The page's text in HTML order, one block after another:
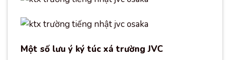
Một số lưu ý ký túc xá trường JVC